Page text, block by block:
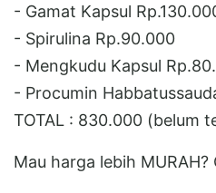
- Gamat Kapsul
- Spirulina Rp.90.000
- Mengkudu Kapsul
- Procumin
TOTAL : 830.000 (belum
Mau harga lebih